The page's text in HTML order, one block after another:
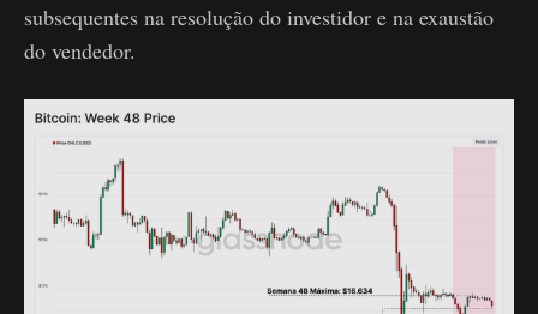
subsequentes na resolução do investidor e na exaustão
do vendedor.